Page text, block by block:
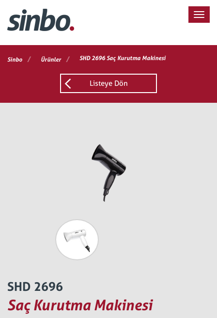
Sinbo / Ürünler / SHD 2696 Saç Kurutma Makinesi
Listeye Dön
SHD 2696
Saç Kurutma Makinesi